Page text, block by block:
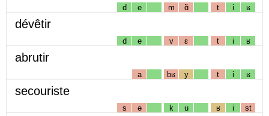
d e m ɑ̃ t i ʁ
dévêtir
d e v ɛ t i ʁ
abrutir
a bʁ y t i ʁ
secouriste
s ə k u ʁ i st